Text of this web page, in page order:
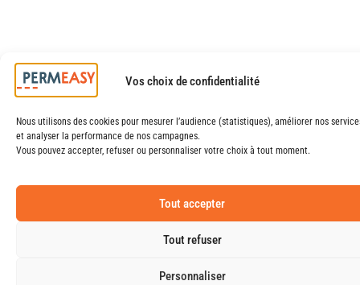
Vos choix de confidentialité
Nous utilisons des cookies pour mesurer l’audience (statistiques), améliorer nos
et analyser la performance de nos campagnes.
Vous pouvez accepter, refuser ou personnaliser votre choix à tout moment.
Tout accepter
Tout refuser
Personnaliser